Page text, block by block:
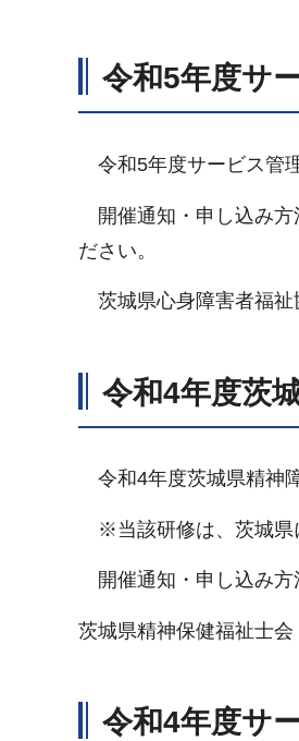
令和5年度サ
令和5年度サービス管
開催通知・申し込み方
ださい。
茨城県心身障害者福祉
令和4年度茨
令和4年度茨城県精神
※当該研修は、茨城県
開催通知・申し込み方
茨城県精神保健福祉士会
令和4年度サ